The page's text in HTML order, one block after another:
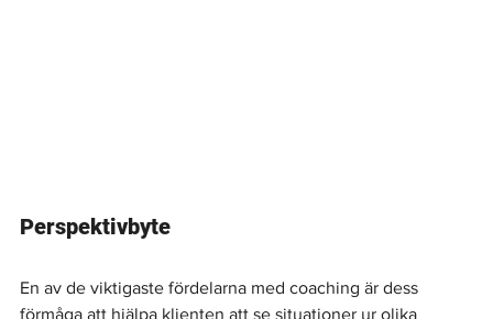
Perspektivbyte
En av de viktigaste fördelarna med coaching är dess
förmåga att hjälpa klienten att se situationer ur olika